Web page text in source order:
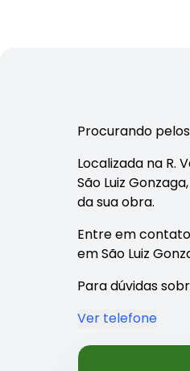
Procurando
Localizada na R.
São Luiz
da sua obra.
Entre em
em São Luiz
Para dúvidas
Ver telefone